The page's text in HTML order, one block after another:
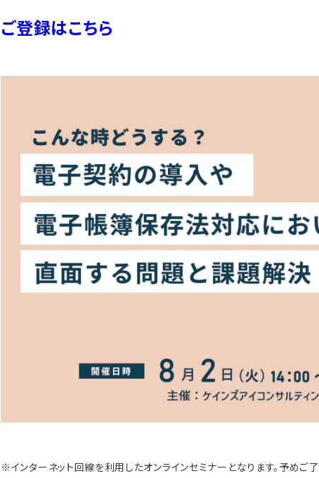
ご登録はこちら
※インターネット回線を利用したオンラインセミナーとなります。予めご